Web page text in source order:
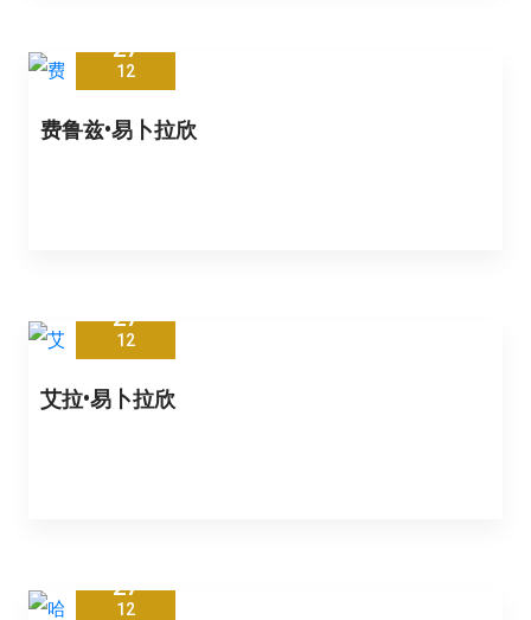
27
12
费鲁兹•易卜拉欣
27
12
艾拉•易卜拉欣
27
12